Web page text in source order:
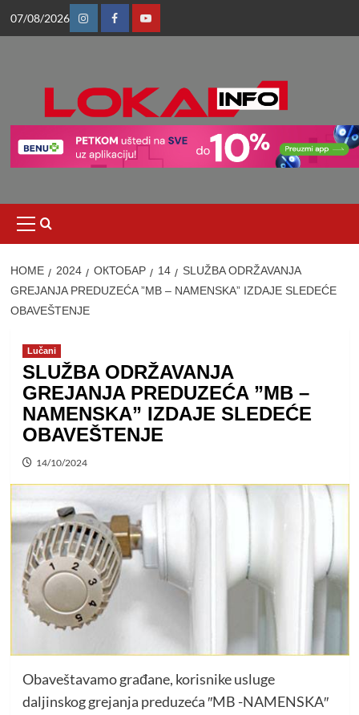
07/08/2026
InstagramFacebookYoutube
Menu
HOME 2024 ОКТОБАР 14
SLUŽBA ODRŽAVANJA
GREJANJA PREDUZEĆA ”MB – NAMENSKA” IZDAJE SLEDEĆE
OBAVEŠTENJE
Lučani
SLUŽBA ODRŽAVANJA
GREJANJA PREDUZEĆA ”MB –
NAMENSKA” IZDAJE SLEDEĆE
OBAVEŠTENJE
14/10/2024
Obaveštavamo građane, korisnike usluge
daljinskog grejanja preduzeća ″MB -NAMENSKA″